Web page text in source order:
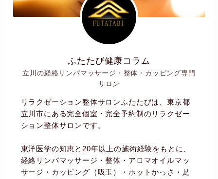
ふたたび健康コラム
立川の経絡リンパマッサージ・整体・カッピング専門
サロン
リラクゼーション整体サロンふたたびは、東京都
立川市にある完全個室・完全予約制のリラクゼー
ション整体サロンです。
東洋医学の知恵と20年以上の施術経験をもとに、
経絡リンパマッサージ・整体・アロマオイルマッ
サージ・カッピング（吸玉）・ホットかっさ・足